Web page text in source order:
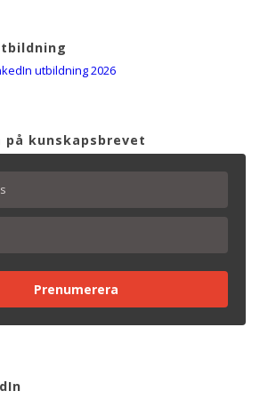
på kunskapsbrevet
Prenumerera